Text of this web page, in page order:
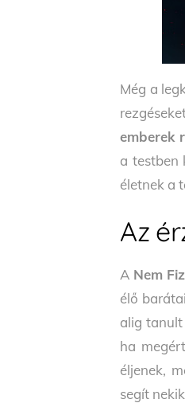
Még a
emberek
a testben
életnek a
Az
A Nem
élő
alig tanult
ha
éljenek,
segít